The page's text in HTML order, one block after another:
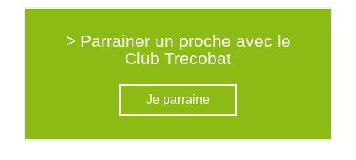
> Parrainer un proche avec le
Club Trecobat
Je parraine